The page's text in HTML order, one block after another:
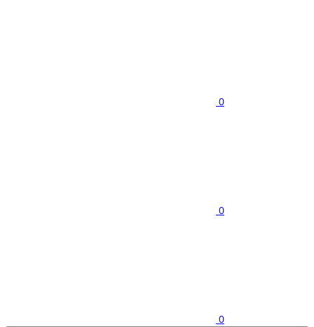
0
0
0